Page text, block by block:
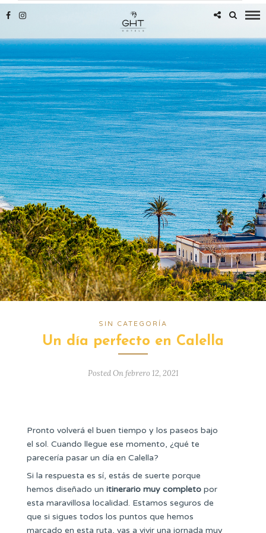
SIN CATEGORÍA
Un día perfecto en Calella
Posted On febrero 12, 2021
Pronto volverá el buen tiempo y los paseos bajo
el sol. Cuando llegue ese momento, ¿qué te
parecería pasar un día en Calella?
Si la respuesta es sí, estás de suerte porque
hemos diseñado un itinerario muy completo por
esta maravillosa localidad. Estamos seguros de
que si sigues todos los puntos que hemos
marcado en esta ruta, vas a vivir una jornada muy